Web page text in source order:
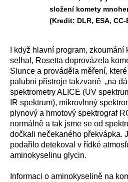
složení komety
(Kredit: DLR, ESA, CC-
I když hlavní program,
selhal, Rosetta doprovázela
Slunce a prováděla měření,
palubní přístroje takzvaně „na
spektrometry ALICE (UV
IR spektrum), mikrovlnný
plynový a hmotový spektrograf
normálně a tak jsme se od
dočkali nečekaného překvápka.
podařilo detekoval v řídké
aminokyselinu glycin.
Informaci o aminokyselině na